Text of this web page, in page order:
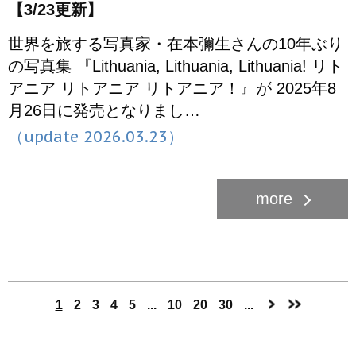
【3/23更新】
世界を旅する写真家・在本彌生さんの10年ぶり
の写真集 『Lithuania, Lithuania, Lithuania! リト
アニア リトアニア リトアニア！』が 2025年8
月26日に発売となりまし…
（update 2026.03.23）
1 2 3 4 5 ... 10 20 30 ...